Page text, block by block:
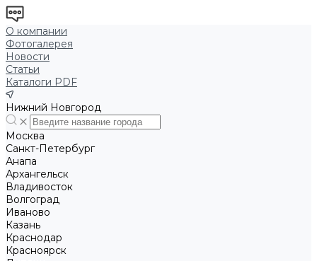
О компании
Фотогалерея
Новости
Статьи
Каталоги PDF
Нижний Новгород
Москва
Санкт-Петербург
Анапа
Архангельск
Владивосток
Волгоград
Иваново
Казань
Краснодар
Красноярск